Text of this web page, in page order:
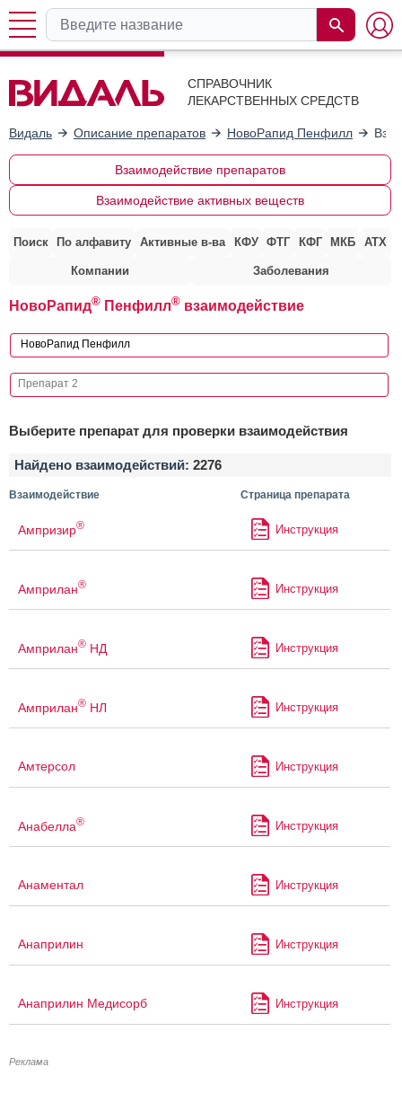
СПРАВОЧНИК
ЛЕКАРСТВЕННЫХ СРЕДСТВ
Видаль Описание препаратов НовоРапид Пенфилл
Взаимодействие препаратов
Взаимодействие активных веществ
Поиск По алфавиту Активные в-ва КФУ ФТГ КФГ МКБ АТХ
Компании Заболевания
НовоРапид® Пенфилл® взаимодействие
Выберите препарат для проверки взаимодействия
Найдено взаимодействий: 2276
Взаимодействие Страница препарата
Ампризир® Инструкция
Амприлан® Инструкция
Амприлан® НД Инструкция
Амприлан® НЛ Инструкция
Амтерсол Инструкция
Анабелла® Инструкция
Анаментал Инструкция
Анаприлин Инструкция
Анаприлин Медисорб Инструкция
Реклама